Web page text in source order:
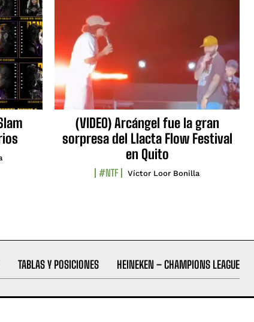
(VIDEO) Arcángel fue la gran
sorpresa del Llacta Flow Festival
en Quito
#NTF Víctor Loor Bonilla
TABLAS Y POSICIONES HEINEKEN – CHAMPIONS LEAGUE